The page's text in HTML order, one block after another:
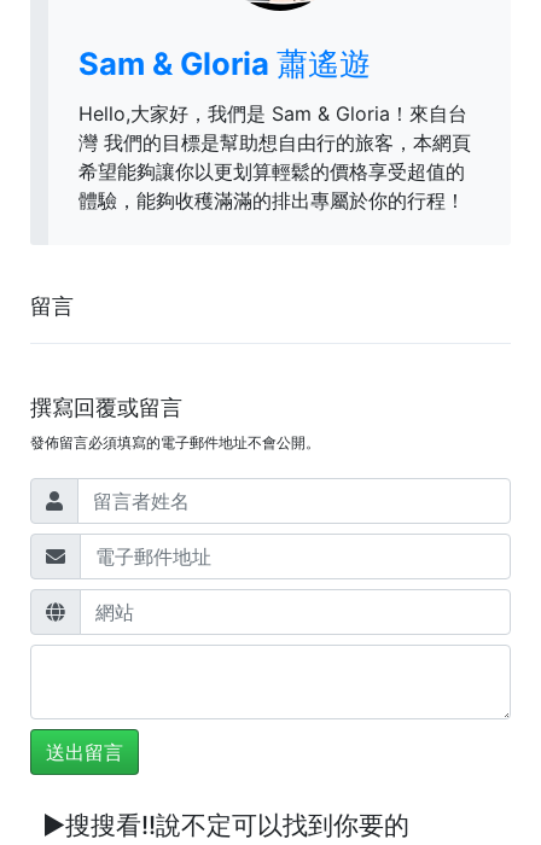
Sam & Gloria 蕭遙遊
Hello,大家好，我們是 Sam & Gloria！來自台
灣 我們的目標是幫助想自由行的旅客，本網頁
希望能夠讓你以更划算輕鬆的價格享受超值的
體驗，能夠收穫滿滿的排出專屬於你的行程！
留言
撰寫回覆或留言
發佈留言必須填寫的電子郵件地址不會公開。
►搜搜看!!說不定可以找到你要的